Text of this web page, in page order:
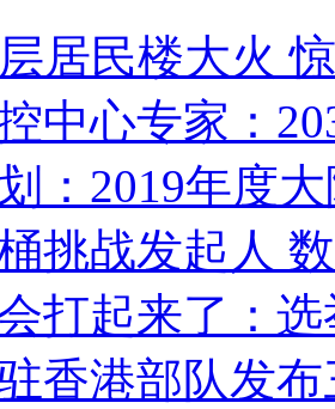
居民楼大火
中心专家：
：2019年度
挑战发起人
打起来了：
香港部队发